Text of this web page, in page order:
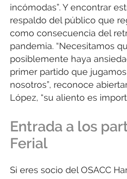
incómodas”. Y encontrar
respaldo del público que
como consecuencia del
pandemia. “Necesitamos
posiblemente haya
primer partido que jugamos
nosotros”, reconoce
López, “su aliento es
Entrada a los
Ferial
Si eres socio del OSACC